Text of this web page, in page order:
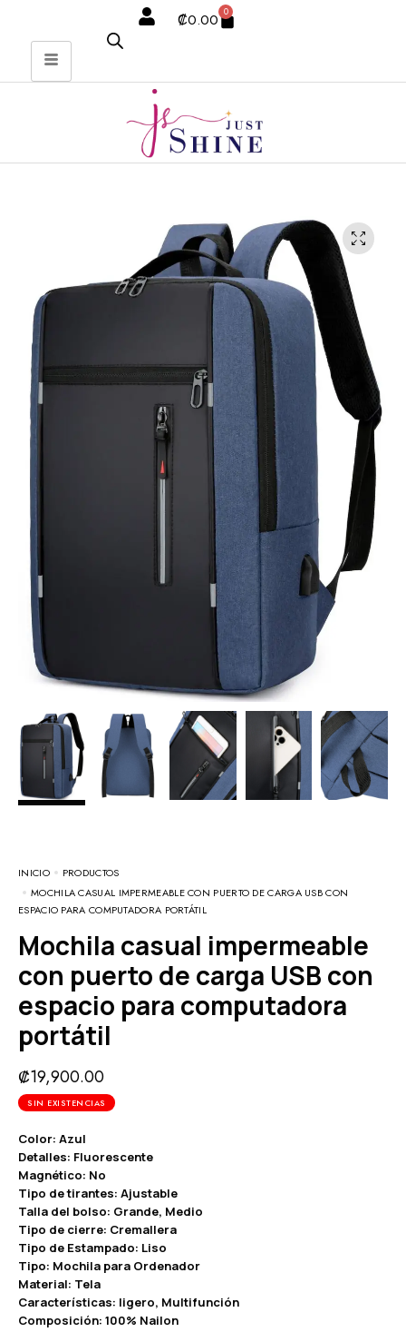
₡0.00 0
INICIO
PRODUCTOS
MOCHILA CASUAL IMPERMEABLE CON PUERTO DE CARGA USB CON
ESPACIO PARA COMPUTADORA PORTÁTIL
Mochila casual impermeable
con puerto de carga USB con
espacio para computadora
portátil
₡19,900.00
SIN EXISTENCIAS
Color: Azul
Detalles: Fluorescente
Magnético: No
Tipo de tirantes: Ajustable
Talla del bolso: Grande, Medio
Tipo de cierre: Cremallera
Tipo de Estampado: Liso
Tipo: Mochila para Ordenador
Material: Tela
Características: ligero, Multifunción
Composición: 100% Nailon